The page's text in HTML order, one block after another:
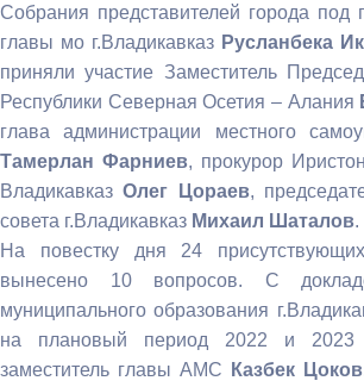
Собрания представителей города под
главы мо г.Владикавказ Русланбека
приняли участие Заместитель
Республики Северная Осетия – Алания
глава администрации местного
Тамерлан Фарниев, прокурор
ВладикавказОлег Цораев,
совета г.Владикавказ Михаил Шаталов.
На повестку дня 24
вынесено 10 вопросов. С
муниципального образования
на плановый период 2022 и 2023
заместитель главы АМС
Казбек Цоков